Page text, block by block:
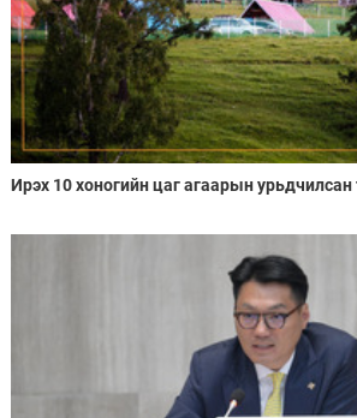
Ирэх 10 хоногийн цаг агаарын урьдчилсан